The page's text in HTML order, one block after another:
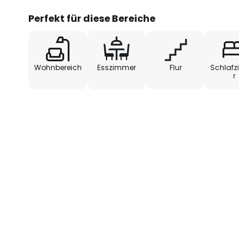
Perfekt für diese Bereiche
Wohnbereich Esszimmer Flur
r